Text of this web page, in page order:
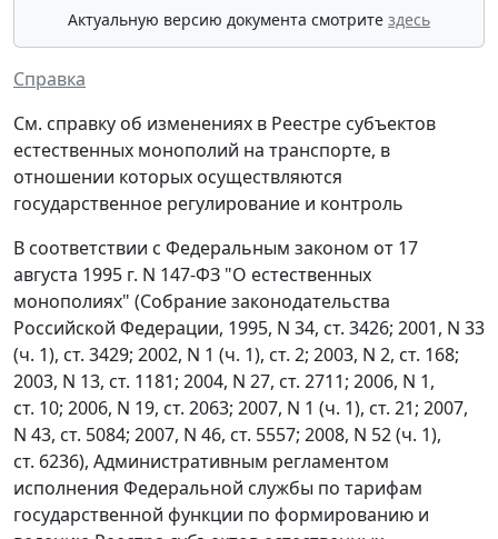
Актуальную версию документа смотрите здесь
Справка
См. справку об изменениях в Реестре субъектов
естественных монополий на транспорте, в
отношении которых осуществляются
государственное регулирование и контроль
В соответствии с Федеральным законом от 17
августа 1995 г. N 147-ФЗ "О естественных
монополиях" (Собрание законодательства
Российской Федерации, 1995, N 34, ст. 3426; 2001, N 33
(ч. 1), ст. 3429; 2002, N 1 (ч. 1), ст. 2; 2003, N 2, ст. 168;
2003, N 13, ст. 1181; 2004, N 27, ст. 2711; 2006, N 1,
ст. 10; 2006, N 19, ст. 2063; 2007, N 1 (ч. 1), ст. 21; 2007,
N 43, ст. 5084; 2007, N 46, ст. 5557; 2008, N 52 (ч. 1),
ст. 6236), Административным регламентом
исполнения Федеральной службы по тарифам
государственной функции по формированию и